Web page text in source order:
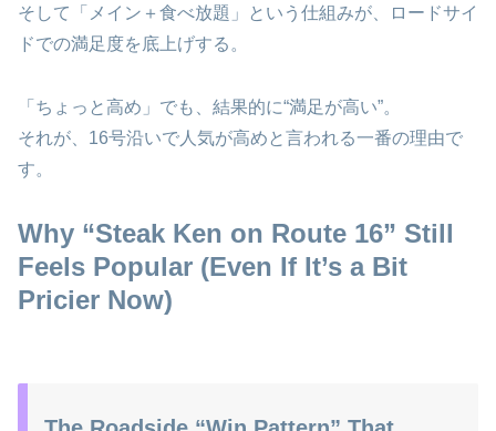
そして「メイン＋食べ放題」という仕組みが、ロードサイ
ドでの満足度を底上げする。
「ちょっと高め」でも、結果的に“満足が高い”。
それが、16号沿いで人気が高めと言われる一番の理由で
す。
Why “Steak Ken on Route 16” Still
Feels Popular (Even If It’s a Bit
Pricier Now)